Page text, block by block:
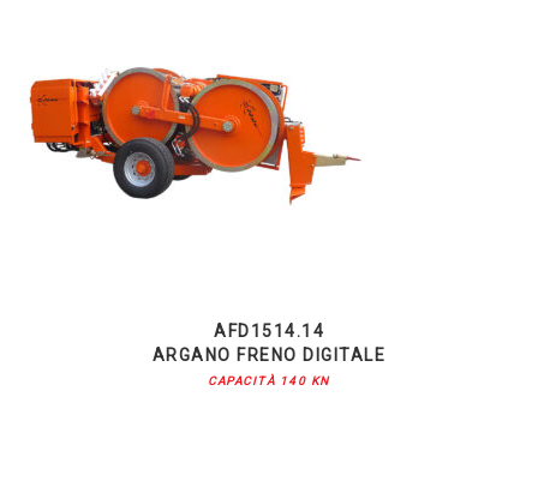
AFD1514.14
ARGANO FRENO DIGITALE
CAPACITÀ 140 KN